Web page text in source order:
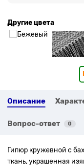
Другие цвета
Описание
Вопрос-ответ 0
Гипюр кружевной с
ткань, украшенная